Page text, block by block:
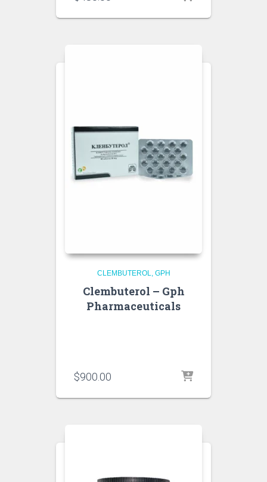
CLEMBUTEROL GPH
Clembuterol – Gph
Pharmaceuticals
$900.00